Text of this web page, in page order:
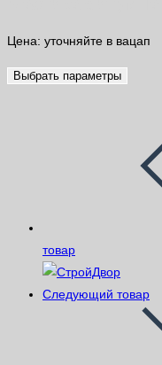
Цена: уточняйте в вацап
Выбрать параметры
товар
Следующий товар